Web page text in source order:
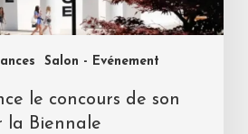
Salon - Evénement
le concours de son
la Biennale